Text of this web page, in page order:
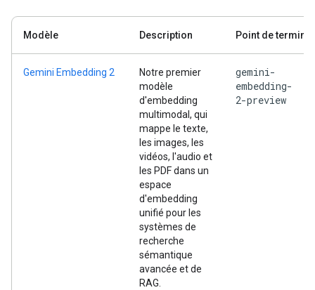
Modèle Description Point de
Gemini Embedding 2
Notre premier
modèle
d'embedding
multimodal, qui
mappe le texte,
les images, les
vidéos, l'audio et
les PDF dans un
espace
d'embedding
unifié pour les
systèmes de
recherche
sémantique
avancée et de
RAG.
gemini-
embedding-
2-preview